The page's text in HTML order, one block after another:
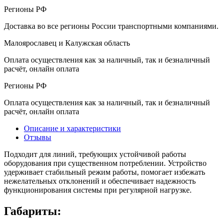
Регионы РФ
Доставка во все регионы России транспортными компаниями.
Малоярославец и Калужская область
Оплата осуществления как за наличный, так и безналичный
расчёт, онлайн оплата
Регионы РФ
Оплата осуществления как за наличный, так и безналичный
расчёт, онлайн оплата
Описание и характеристики
Отзывы
Подходит для линий, требующих устойчивой работы
оборудования при существенном потреблении. Устройство
удерживает стабильный режим работы, помогает избежать
нежелательных отклонений и обеспечивает надежность
функционирования системы при регулярной нагрузке.
Габариты: